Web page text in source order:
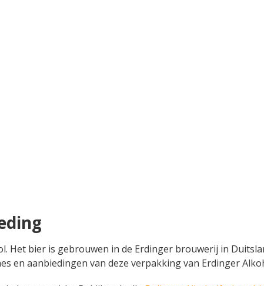
Het bier is gebrouwen in de Erdinger brouwerij in
en aanbiedingen van deze verpakking van Erdinger